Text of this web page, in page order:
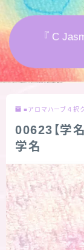
アロマハーブ
おすすめ商品
★スペシャル
お問い合わせ
サイトマップ
『 C
■アロマハーブ４択
00623【学
学名